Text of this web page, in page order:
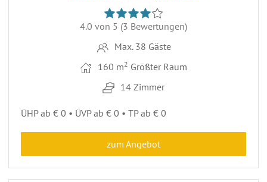
4.0 von 5 (3 Bewertungen)
Max. 38 Gäste
160 m2 Größter Raum
14 Zimmer
ÜHP ab € 0 • ÜVP ab € 0 • TP ab € 0
zum Angebot
7